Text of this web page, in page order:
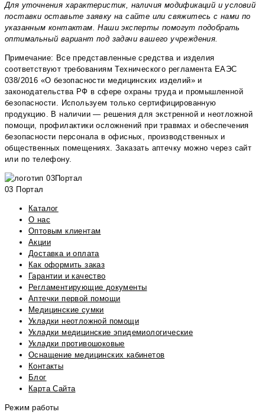
Для уточнения характеристик, наличия модификаций и условий
поставки оставьте заявку на сайте или свяжитесь с нами по
указанным контактам. Наши эксперты помогут подобрать
оптимальный вариант под задачи вашего учреждения.
Примечание: Все представленные средства и изделия
соответствуют требованиям Технического регламента ЕАЭС
038/2016 «О безопасности медицинских изделий» и
законодательства РФ в сфере охраны труда и промышленной
безопасности. Используем только сертифицированную
продукцию. В наличии — решения для экстренной и неотложной
помощи, профилактики осложнений при травмах и обеспечения
безопасности персонала в офисных, производственных и
общественных помещениях. Заказать аптечку можно через сайт
или по телефону.
03 Портал
Каталог
О нас
Оптовым клиентам
Акции
Доставка и оплата
Как оформить заказ
Гарантии и качество
Регламентирующие документы
Аптечки первой помощи
Медицинские сумки
Укладки неотложной помощи
Укладки медицинские эпидемиологические
Укладки противошоковые
Оснащение медицинских кабинетов
Контакты
Блог
Карта Сайта
Режим работы